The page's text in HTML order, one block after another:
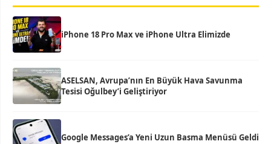
iPhone 18 Pro Max ve iPhone Ultra Elimizde
ASELSAN, Avrupa’nın En Büyük Hava Savunma
Tesisi Oğulbey’i Geliştiriyor
Google Messages’a Yeni Uzun Basma Menüsü Geldi